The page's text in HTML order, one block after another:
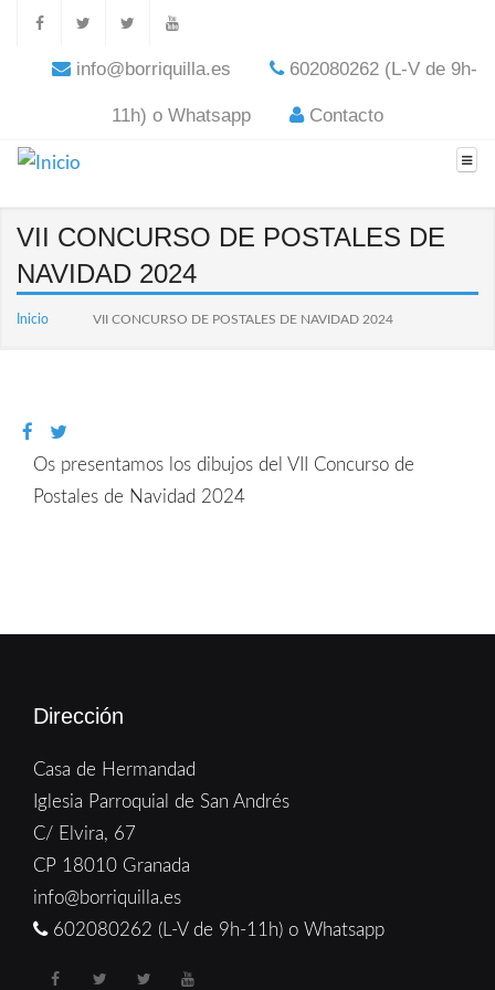
info@borriquilla.es 602080262 (L-V de 9h-
11h) o Whatsapp Contacto
VII CONCURSO DE POSTALES DE
NAVIDAD 2024
Inicio VII CONCURSO DE POSTALES DE NAVIDAD 2024
Os presentamos los dibujos del VII Concurso de
Postales de Navidad 2024
Dirección
Casa de Hermandad
Iglesia Parroquial de San Andrés
C/ Elvira, 67
CP 18010 Granada
info@borriquilla.es
602080262 (L-V de 9h-11h) o Whatsapp